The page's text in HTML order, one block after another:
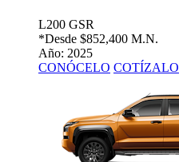
L200 GSR
*Desde $852,400 M.N.
Año: 2025
CONÓCELO COTÍZALO